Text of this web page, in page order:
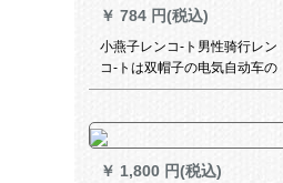
￥ 784 円(税込)
小燕子レンコ-ト男性骑行レン
コ-トは双帽子の电気自动车の
レレンコ-トレインインイン-ト
男女とも大人のレンコ-ト体を
大きする光をプラスして外に
出ます。ラインコ-トグリーン
￥ 1,800 円(税込)